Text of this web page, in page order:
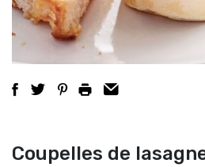
Coupelles de